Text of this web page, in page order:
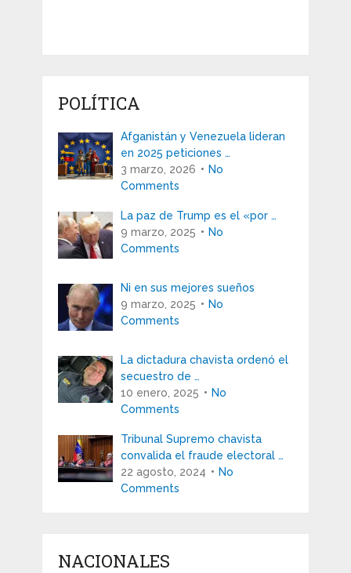
POLÍTICA
Afganistán y Venezuela lideran
en 2025 peticiones …
3 marzo, 2026
No
Comments
La paz de Trump es el «por …
9 marzo, 2025
No
Comments
Ni en sus mejores sueños
9 marzo, 2025
No
Comments
La dictadura chavista ordenó el
secuestro de …
10 enero, 2025
No
Comments
Tribunal Supremo chavista
convalida el fraude electoral …
22 agosto, 2024
No
Comments
NACIONALES